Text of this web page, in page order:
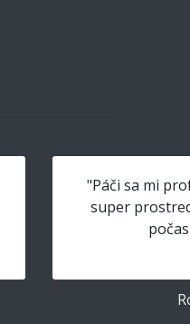
"Páči sa mi
super